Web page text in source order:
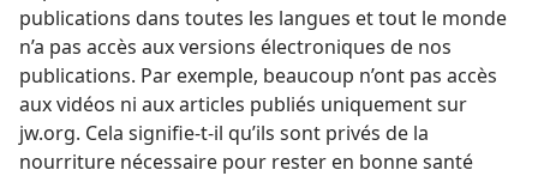
publications dans toutes les langues et tout le monde
n’a pas accès aux versions électroniques de nos
publications. Par exemple, beaucoup n’ont pas accès
aux vidéos ni aux articles publiés uniquement sur
jw.org. Cela signifie-t-il qu’ils sont privés de la
nourriture nécessaire pour rester en bonne santé